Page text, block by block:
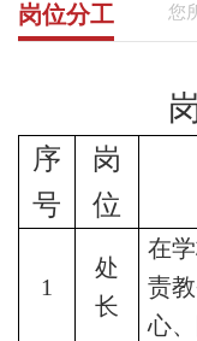
您
岗位分工
序
号
岗
位
1
处
长
在
责
心、